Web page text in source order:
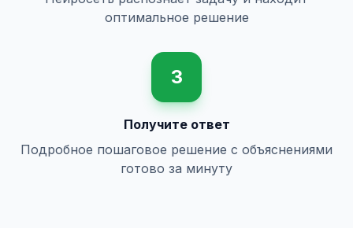
оптимальное решение
3
Получите ответ
Подробное пошаговое решение с объяснениями
готово за минуту